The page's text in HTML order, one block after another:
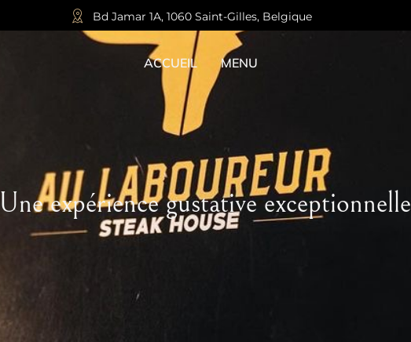
Bd Jamar 1A, 1060 Saint-Gilles, Belgique
ACCUEIL MENU
Une expérience gustative exceptionnelle